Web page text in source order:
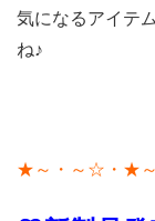
気になるアイテ
ね♪
★～・～☆・★